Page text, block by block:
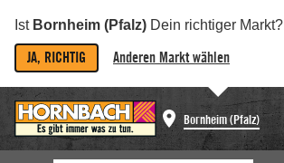
Ist Bornheim (Pfalz) Dein richtiger Markt?
JA, RICHTIG Anderen Markt wählen
Bornheim (Pfalz)